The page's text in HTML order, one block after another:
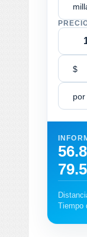
$
por
Tiempo